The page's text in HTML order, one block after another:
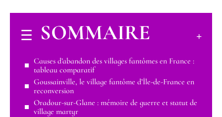
SOMMAIRE
Causes d’abandon des villages fantômes en France :
tableau comparatif
Goussainville, le village fantôme d’Île-de-France en
reconversion
Oradour-sur-Glane : mémoire de guerre et statut de
village martyr